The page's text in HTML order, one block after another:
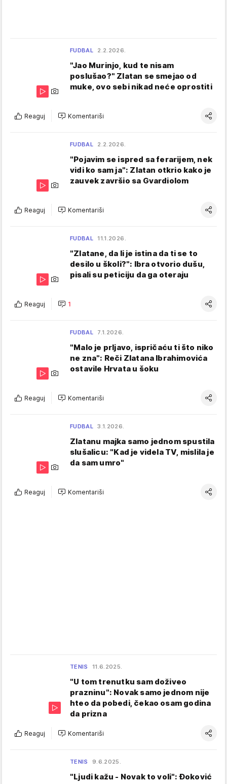
FUDBAL 2.2.2026.
"Jao Murinjo, kud te nisam
poslušao?" Zlatan se smejao od
muke, ovo sebi nikad neće oprostiti
Reaguj Komentariši
FUDBAL 2.2.2026.
"Pojavim se ispred sa ferarijem, nek
vidi ko sam ja": Zlatan otkrio kako je
zauvek završio sa Gvardiolom
Reaguj Komentariši
FUDBAL 11.1.2026.
"Zlatane, da li je istina da ti se to
desilo u školi?": Ibra otvorio dušu,
pisali su peticiju da ga oteraju
Reaguj 1
FUDBAL 7.1.2026.
"Malo je prljavo, ispričaću ti što niko
ne zna": Reči Zlatana Ibrahimovića
ostavile Hrvata u šoku
Reaguj Komentariši
FUDBAL 3.1.2026.
Zlatanu majka samo jednom spustila
slušalicu: "Kad je videla TV, mislila je
da sam umro"
Reaguj Komentariši
TENIS 11.6.2025.
"U tom trenutku sam doživeo
prazninu": Novak samo jednom nije
hteo da pobedi, čekao osam godina
da prizna
Reaguj Komentariši
TENIS 9.6.2025.
"Ljudi kažu - Novak to voli": Đoković